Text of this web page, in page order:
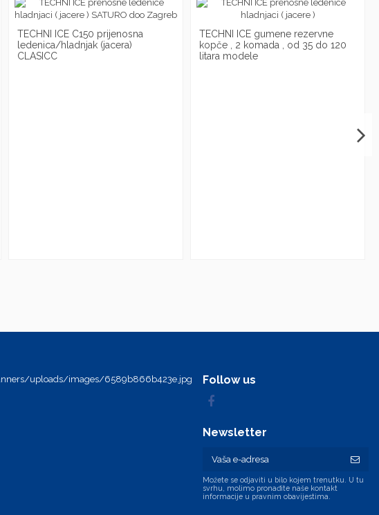
TECHNI ICE C150 prijenosna
ledenica/hladnjak (jacera)
CLASICC
TECHNI ICE gumene rezervne
kopče , 2 komada , od 35 do 120
litara modele
Follow us
Newsletter
Možete se odjaviti u bilo kojem trenutku. U tu
svrhu, molimo pronađite naše kontakt
informacije u pravnim obavijestima.